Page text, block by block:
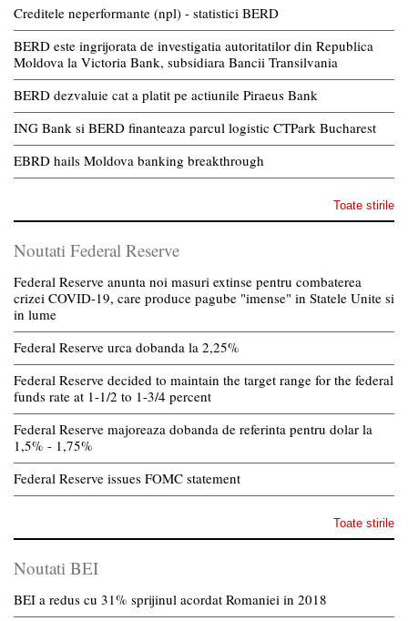
Creditele neperformante (npl) - statistici BERD
BERD este ingrijorata de investigatia autoritatilor din Republica
Moldova la Victoria Bank, subsidiara Bancii Transilvania
BERD dezvaluie cat a platit pe actiunile Piraeus Bank
ING Bank si BERD finanteaza parcul logistic CTPark Bucharest
EBRD hails Moldova banking breakthrough
Toate stirile
Noutati Federal Reserve
Federal Reserve anunta noi masuri extinse pentru combaterea
crizei COVID-19, care produce pagube "imense" in Statele Unite si
in lume
Federal Reserve urca dobanda la 2,25%
Federal Reserve decided to maintain the target range for the federal
funds rate at 1-1/2 to 1-3/4 percent
Federal Reserve majoreaza dobanda de referinta pentru dolar la
1,5% - 1,75%
Federal Reserve issues FOMC statement
Toate stirile
Noutati BEI
BEI a redus cu 31% sprijinul acordat Romaniei in 2018